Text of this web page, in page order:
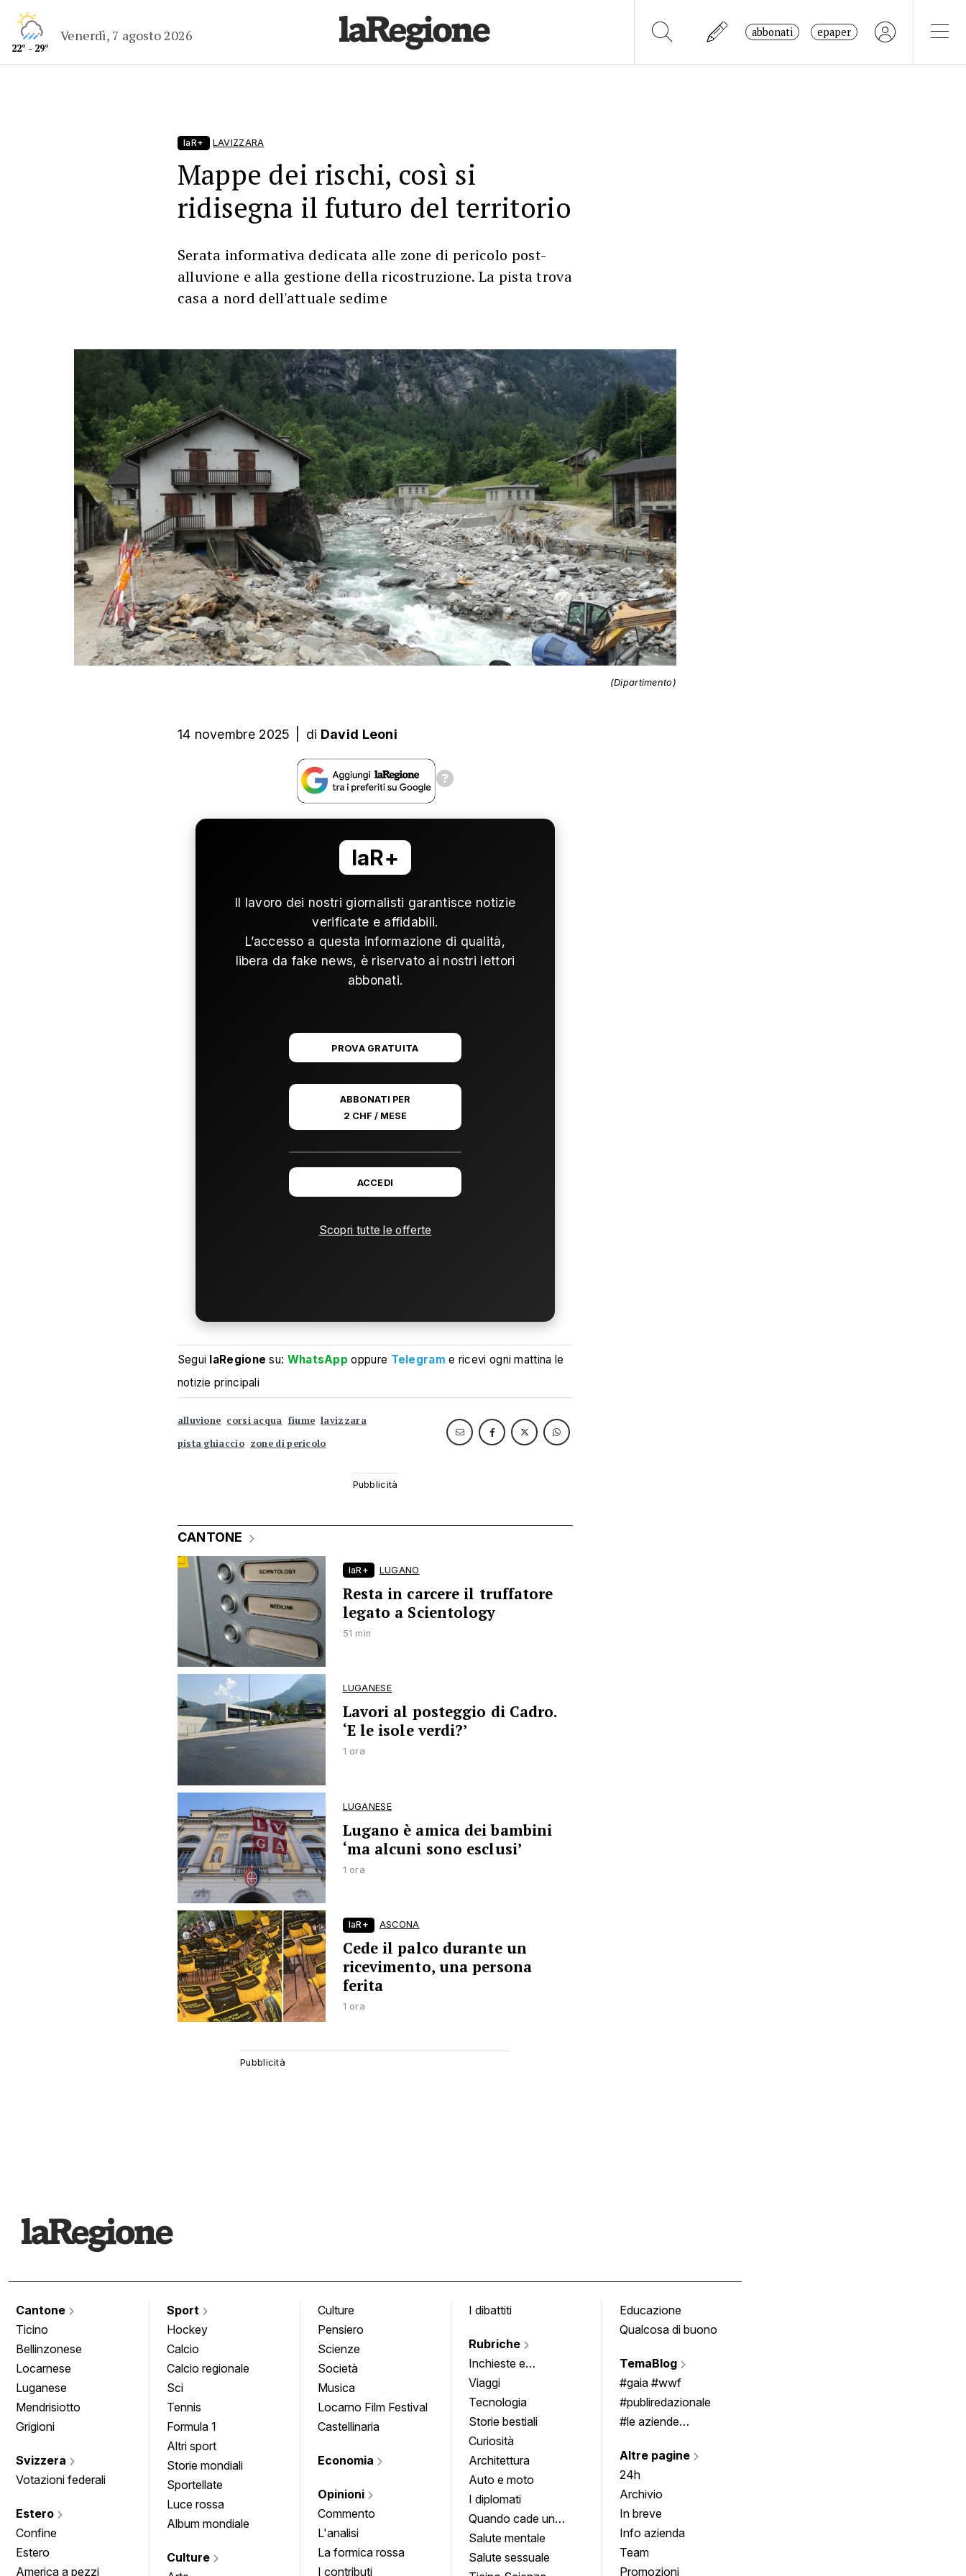
22° - 29°
Venerdì, 7 agosto 2026 abbonati epaper
laR+ LAVIZZARA
Mappe dei rischi, così si
ridisegna il futuro del territorio
Serata informativa dedicata alle zone di pericolo post-
alluvione e alla gestione della ricostruzione. La pista trova
casa a nord dell'attuale sedime
(Dipartimento)
14 novembre 2025 di David Leoni
laR+
Il lavoro dei nostri giornalisti garantisce notizie
verificate e affidabili.
L’accesso a questa informazione di qualità,
libera da fake news, è riservato ai nostri lettori
abbonati.
PROVA GRATUITA
ABBONATI PER
2 CHF / MESE
ACCEDI
Scopri tutte le offerte
Segui laRegione su: WhatsApp oppure Telegram e ricevi ogni mattina le
notizie principali
alluvione corsi acqua fiume lavizzara
pista ghiaccio zone di pericolo
CANTONE
laR+ LUGANO
Resta in carcere il truffatore
legato a Scientology
51 min
LUGANESE
Lavori al posteggio di Cadro.
‘E le isole verdi?’
1 ora
LUGANESE
Lugano è amica dei bambini
‘ma alcuni sono esclusi’
1 ora
laR+ ASCONA
Cede il palco durante un
ricevimento, una persona
ferita
1 ora
Cantone
Ticino
Bellinzonese
Locarnese
Luganese
Mendrisiotto
Grigioni
Svizzera
Votazioni federali
Estero
Confine
Estero
America a pezzi
Sport
Hockey
Calcio
Calcio regionale
Sci
Tennis
Formula 1
Altri sport
Storie mondiali
Sportellate
Luce rossa
Album mondiale
Culture
Culture
Pensiero
Scienze
Società
Musica
Locarno Film Festival
Castellinaria
Economia
Opinioni
Commento
L'analisi
La formica rossa
I contributi
I dibattiti
Rubriche
Inchieste e
approfondimenti
Viaggi
Tecnologia
Storie bestiali
Curiosità
Architettura
Auto e moto
I diplomati
Quando cade un
quadro
Salute mentale
Salute sessuale
Educazione
Qualcosa di buono
TemaBlog
#gaia #wwf
#publiredazionale
#le aziende
Altre pagine
24h
Archivio
In breve
Info azienda
Team
Promozioni